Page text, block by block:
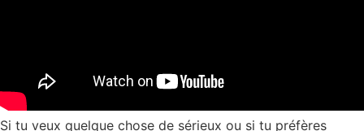
Si tu veux quelque chose de sérieux ou si tu préfères